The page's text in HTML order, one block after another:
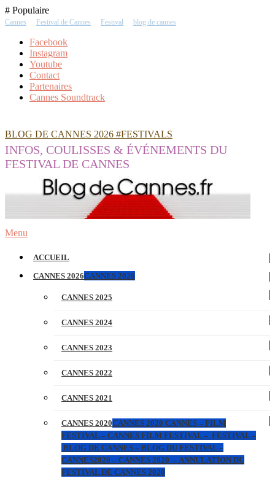
Skip
To
# Populaire
Cannes Festival de Cannes Festival blog de cannes
Facebook
Instagram
Youtube
Contact
Partenaires
Cannes Soundtrack
BLOG DE CANNES 2026 #FESTIVALS
INFOS, COULISSES & ÉVÉNEMENTS DU
FESTIVAL DE CANNES
Menu
ACCUEIL
CANNES 2026CANNES 2026
CANNES 2025
CANNES 2024
CANNES 2023
CANNES 2022
CANNES 2021
CANNES 2020CANNES 2020 CANNES – FILM
FESTIVAL – CANNES FILM FESTIVAL – FESTIVAL –
BLOG DE CANNES – BLOG DU FESTIVAL –
CANNES2020 – CANNES 2020 – ANNULATION DU
FESTIVAL DE CANNES 2020